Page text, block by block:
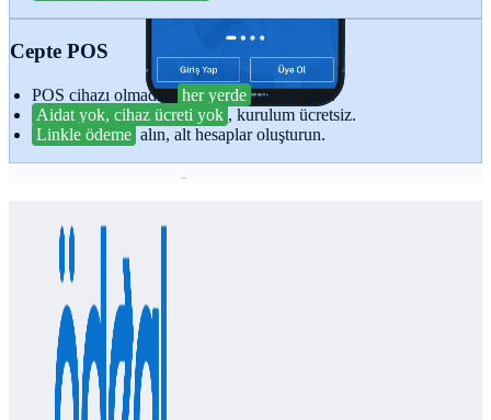
Cepte POS
POS cihazı olmadan her yerde ödeme alın.
Aidat yok, cihaz ücreti yok , kurulum ücretsiz.
Linkle ödeme alın, alt hesaplar oluşturun.